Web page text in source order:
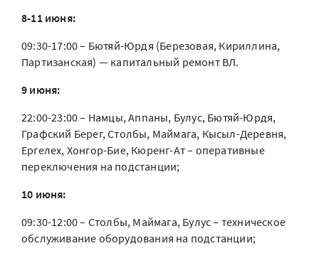
8-11 июня:
09:30-17:00 – Бютяй-Юрдя (Березовая, Кириллина,
Партизанская) — капитальный ремонт ВЛ.
9 июня:
22:00-23:00 – Намцы, Аппаны, Булус, Бютяй-Юрдя,
Графский Берег, Столбы, Маймага, Кысыл-Деревня,
Ергелех, Хонгор-Бие, Кюренг-Ат – оперативные
переключения на подстанции;
10 июня:
09:30-12:00 – Столбы, Маймага, Булус – техническое
обслуживание оборудования на подстанции;